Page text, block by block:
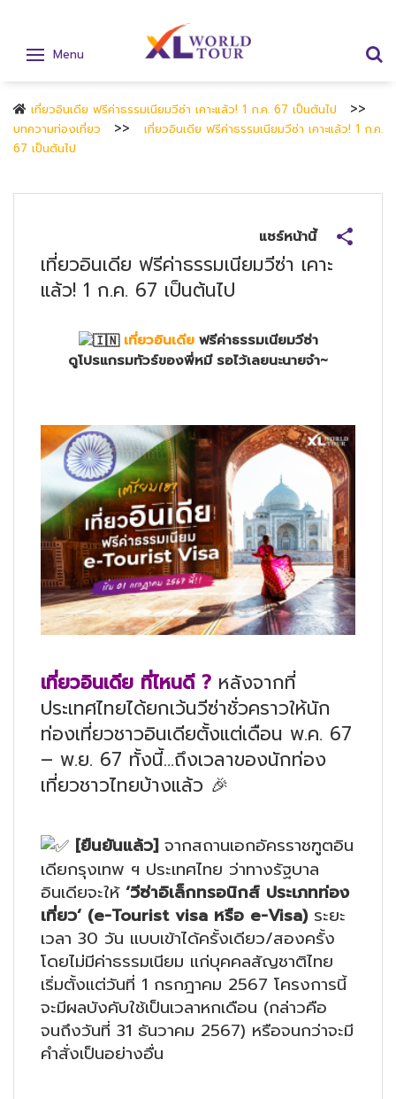
Menu
เที่ยวอินเดีย ฟรีค่าธรรมเนียมวีซ่า เคาะแล้ว! 1 ก.ค. 67 เป็นต้นไป
บทความท่องเที่ยว
เที่ยวอินเดีย ฟรีค่าธรรมเนียมวีซ่า เคาะแล้ว! 1 ก.ค.
67 เป็นต้นไป
แชร์หน้านี้
เที่ยวอินเดีย ฟรีค่าธรรมเนียมวีซ่า เคาะ
แล้ว! 1 ก.ค. 67 เป็นต้นไป
เที่ยวอินเดียฟรีค่าธรรมเนียมวีซ่า
ดูโปรแกรมทัวร์ของพี่หมี รอไว้เลยนะนายจ๋า~
เที่ยวอินเดีย ที่ไหนดี ? หลังจากที่
ประเทศไทยได้ยกเว้นวีซ่าชั่วคราวให้นัก
ท่องเที่ยวชาวอินเดียตั้งแต่เดือน พ.ค. 67
– พ.ย. 67 ทั้งนี้…ถึงเวลาของนักท่อง
เที่ยวชาวไทยบ้างแล้ว 🎉
[ยืนยันแล้ว]จากสถานเอกอัครราชฑูตอิน
เดียกรุงเทพ ฯ ประเทศไทย ว่าทางรัฐบาล
อินเดียจะให้ ‘วีซ่าอิเล็กทรอนิกส์ ประเภทท่อง
เที่ยว’ (e-Tourist visa หรือ e-Visa)ระยะ
เวลา 30 วัน แบบเข้าได้ครั้งเดียว/สองครั้ง
โดยไม่มีค่าธรรมเนียม แก่บุคคลสัญชาติไทย
เริ่มตั้งแต่วันที่ 1 กรกฎาคม 2567 โครงการนี้
จะมีผลบังคับใช้เป็นเวลาหกเดือน (กล่าวคือ
จนถึงวันที่ 31 ธันวาคม 2567) หรือจนกว่าจะมี
คำสั่งเป็นอย่างอื่น